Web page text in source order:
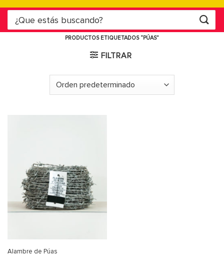
Buscar
por:
PRODUCTOS ETIQUETADOS “PÚAS”
FILTRAR
Alambre de Púas